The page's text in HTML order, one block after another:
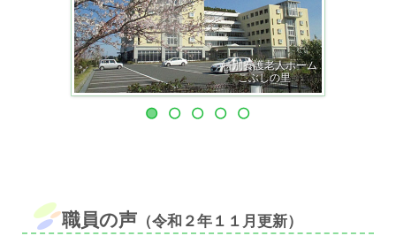
特別養護老人ホーム
こぶしの里
職員の声 （令和２年１１月更新）